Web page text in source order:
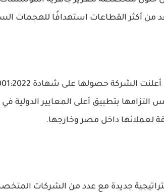
من أكثر القطاعات استهدافًا للهجمات
بتطبيق أعلى المعايير الدولية في
لعملائها داخل مصر وخارجها.